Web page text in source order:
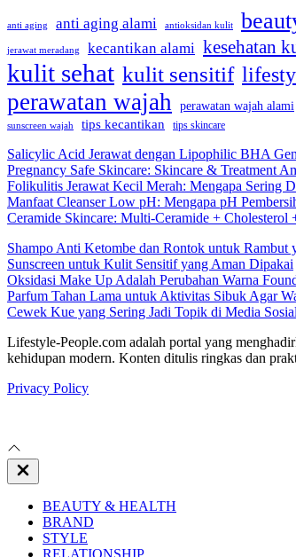
anti aging anti aging alami antioksidan kulit
jerawat meradang kecantikan alami kesehatan
kulit sehat kulit sensitif
perawatan wajah perawatan wajah alami
sunscreen wajah tips kecantikan tips skincare
Salicylic Acid Jerawat dengan Lipophilic BHA
Pregnancy Safe Skincare: Skincare & Treatment
Folikulitis Jerawat Kecil Merah: Mengapa Sering
Manfaat Cleanser Low pH: Mengapa pH
Ceramide Skincare: Multi-Ceramide +
Shampo Anti Ketombe dan Rontok untuk Rambut
Sunscreen untuk Kulit Sensitif yang Aman Dipakai
Oksidasi Make Up Adalah Perubahan Warna
Parfum Tahan Lama untuk Aktivitas Sibuk Agar
Cewek Kue yang Sering Jadi Topik di Media
Lifestyle-People.com adalah portal yang
kehidupan modern. Konten ditulis ringkas dan
Privacy Policy
Close
Off
BEAUTY & HEALTH
BRAND
STYLE